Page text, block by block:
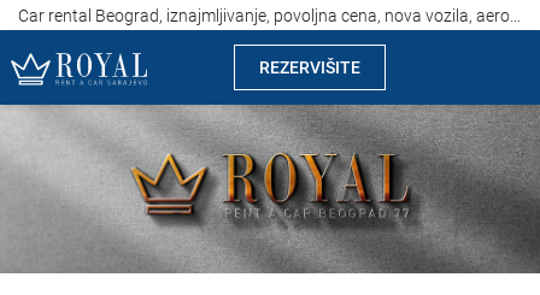
REZERVIŠITE
Rent a car Sarajevo
Kompanija